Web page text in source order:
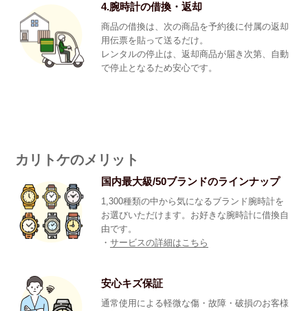
4.腕時計の借換・返却
商品の借換は、次の商品を予約後に付属の返却
用伝票を貼って送るだけ。
レンタルの停止は、返却商品が届き次第、自動
で停止となるため安心です。
カリトケのメリット
国内最大級/50ブランドのラインナップ
1,300種類の中から気になるブランド腕時計を
お選びいただけます。お好きな腕時計に借換自
由です。
・サービスの詳細はこちら
安心キズ保証
通常使用による軽微な傷・故障・破損のお客様